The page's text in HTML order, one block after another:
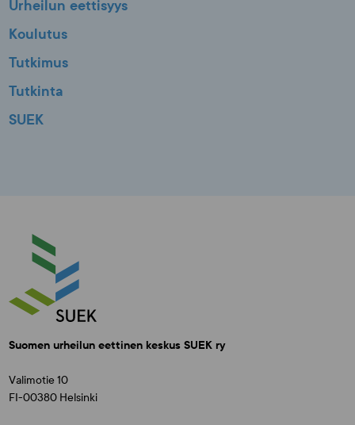
Urheilun eettisyys
Koulutus
Tutkimus
Tutkinta
SUEK
Suomen urheilun eettinen keskus SUEK ry
Valimotie 10
FI-00380 Helsinki